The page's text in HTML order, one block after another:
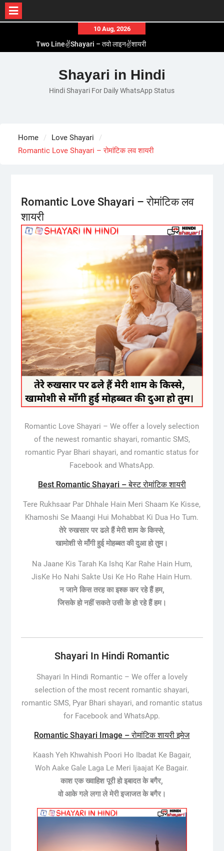
content
10 Aug, 2026
Two Line✌️Shayari – तवो लाइन✌️शायरी
Romantic Love😽Status – रोमांटिक लव😽स्टेटस
Love🥳Poetry In Hindi – लव🥳पोएट्री इन हिंदी
1 Line☝️Shayari In Hindi – १ लाइन☝️शायरी इन हिंदी
Shayari in Hindi
Hindi Shayari For Daily WhatsApp Status
Home
Love Shayari
Romantic Love Shayari – रोमांटिक लव शायरी
Romantic Love Shayari – रोमांटिक लव
शायरी
Romantic Love Shayari – We offer a lovely selection
of the newest romantic shayari, romantic SMS,
romantic Pyar Bhari shayari, and romantic status for
Facebook and WhatsApp.
Best Romantic Shayari – बेस्ट रोमांटिक शायरी
Tere Rukhsaar Par Dhhale Hain Meri Shaam Ke Kisse,
Khamoshi Se Maangi Hui Mohabbat Ki Dua Ho Tum.
तेरे रुखसार पर ढले हैं मेरी शाम के किस्से,
खामोशी से माँगी हुई मोहब्बत की दुआ हो तुम।
Na Jaane Kis Tarah Ka Ishq Kar Rahe Hain Hum,
JisKe Ho Nahi Sakte Usi Ke Ho Rahe Hain Hum.
न जाने किस तरह का इश्क कर रहे हैं हम,
जिसके हो नहीं सकते उसी के हो रहे हैं हम।
Shayari In Hindi Romantic
Shayari In Hindi Romantic – We offer a lovely
selection of the most recent romantic shayari,
romantic SMS, Pyar Bhari shayari, and romantic status
for Facebook and WhatsApp.
Romantic Shayari Image – रोमांटिक शायरी इमेज
Kaash Yeh Khwahish Poori Ho Ibadat Ke Bagair,
Woh Aake Gale Laga Le Meri Ijaajat Ke Bagair.
काश एक ख्वाहिश पूरी हो इबादत के बगैर,
वो आके गले लगा ले मेरी इजाजत के बगैर।